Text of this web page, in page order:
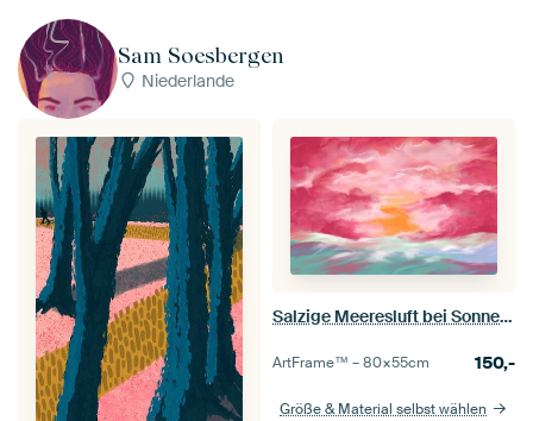
Sam Soesbergen
Niederlande
Salzige Meeresluft bei Sonnenuntergang
ArtFrame™ –80×55cm 150,-
Größe & Material selbst wählen